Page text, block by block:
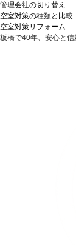
管理会社の切り替え
空室対策の種類と比較
空室対策リフォーム
板橋で40年、安心と信